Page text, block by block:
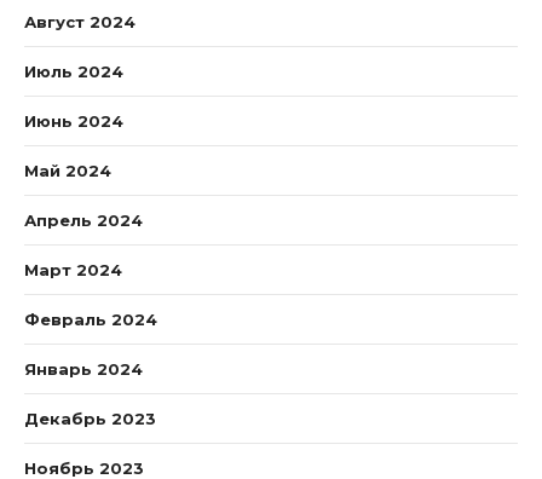
Август 2024
Июль 2024
Июнь 2024
Май 2024
Апрель 2024
Март 2024
Февраль 2024
Январь 2024
Декабрь 2023
Ноябрь 2023